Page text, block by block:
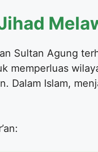
Sultan Agung
memperluas
Dalam Islam,